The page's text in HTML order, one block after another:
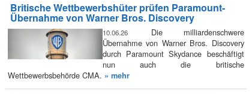
Britische Wettbewerbshüter prüfen Paramount-
Übernahme von Warner Bros. Discovery
10.06.26
Die milliardenschwere
Übernahme von Warner Bros. Discovery
durch Paramount Skydance beschäftigt
nun auch die britische
Wettbewerbsbehörde CMA. » mehr